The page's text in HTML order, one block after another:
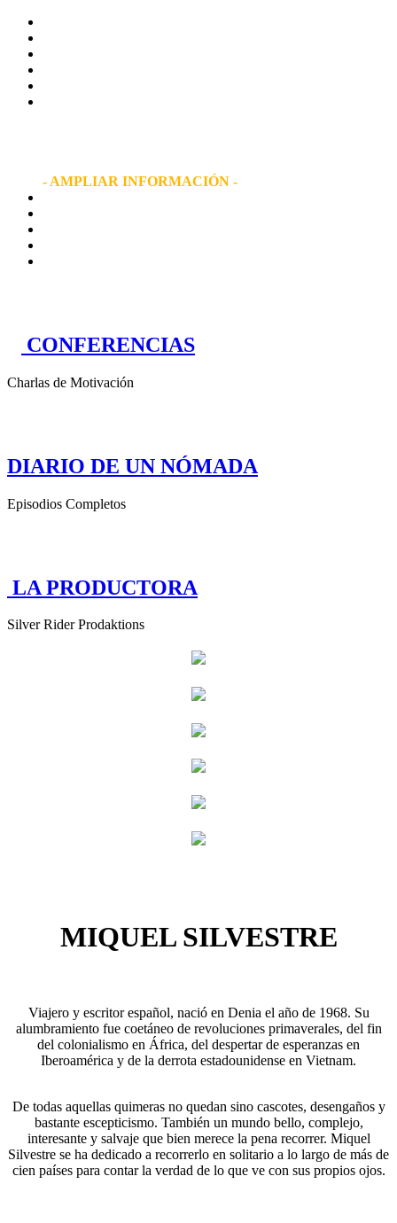
- AMPLIAR INFORMACIÓN -
CONFERENCIAS
Charlas de Motivación
DIARIO DE UN NÓMADA
Episodios Completos
LA PRODUCTORA
Silver Rider Prodaktions
MIQUEL SILVESTRE
Viajero y escritor español, nació en Denia el año de 1968. Su
alumbramiento fue coetáneo de revoluciones primaverales, del fin
del colonialismo en África, del despertar de esperanzas en
Iberoamérica y de la derrota estadounidense en Vietnam.
De todas aquellas quimeras no quedan sino cascotes, desengaños y
bastante escepticismo. También un mundo bello, complejo,
interesante y salvaje que bien merece la pena recorrer. Miquel
Silvestre se ha dedicado a recorrerlo en solitario a lo largo de más de
cien países para contar la verdad de lo que ve con sus propios ojos.